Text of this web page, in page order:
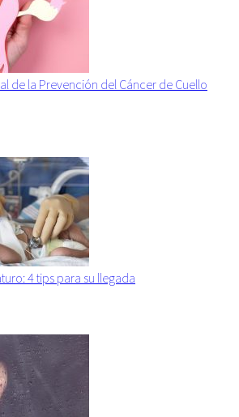
de la Prevención del Cáncer de Cuello
4 tips para su llegada